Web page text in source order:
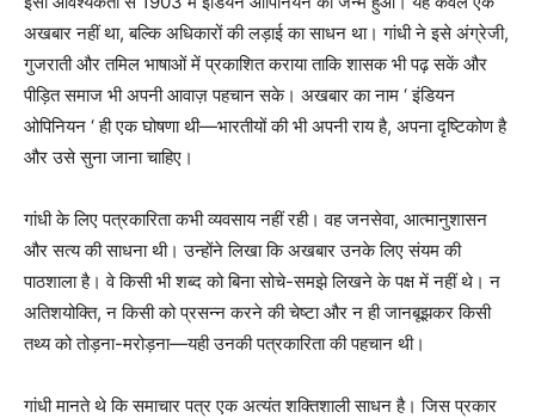
अखबार नहीं था, बल्कि अधिकारों की लड़ाई का साधन था। गांधी ने इसे अंग्रेजी,
गुजराती और तमिल भाषाओं में प्रकाशित कराया ताकि शासक भी पढ़ सकें और
पीड़ित समाज भी अपनी आवाज़ पहचान सके। अखबार का नाम ‘ इंडियन
ओपिनियन ‘ ही एक घोषणा थी—भारतीयों की भी अपनी राय है, अपना दृष्टिकोण है
और उसे सुना जाना चाहिए।
गांधी के लिए पत्रकारिता कभी व्यवसाय नहीं रही। वह जनसेवा, आत्मानुशासन
और सत्य की साधना थी। उन्होंने लिखा कि अखबार उनके लिए संयम की
पाठशाला है। वे किसी भी शब्द को बिना सोचे-समझे लिखने के पक्ष में नहीं थे। न
अतिशयोक्ति, न किसी को प्रसन्न करने की चेष्टा और न ही जानबूझकर किसी
तथ्य को तोड़ना-मरोड़ना—यही उनकी पत्रकारिता की पहचान थी।
गांधी मानते थे कि समाचार पत्र एक अत्यंत शक्तिशाली साधन है। जिस प्रकार